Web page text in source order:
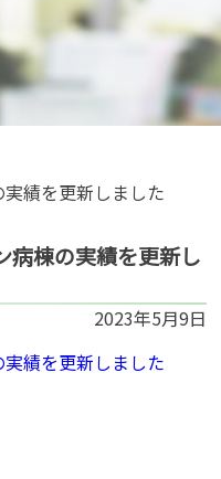
績を更新しました
病棟の実績を更新し
2023年5月9日
績を更新しました